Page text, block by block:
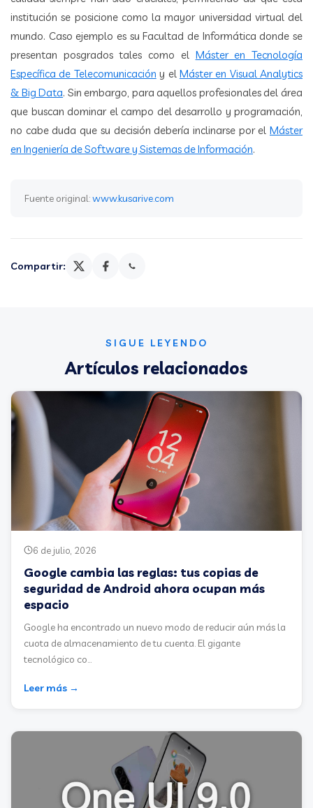
institución se posicione como la mayor universidad virtual del
mundo. Caso ejemplo es su Facultad de Informática donde se
presentan posgrados tales como el Máster en Tecnología
Específica de Telecomunicación y el Máster en Visual Analytics
& Big Data. Sin embargo, para aquellos profesionales del área
que buscan dominar el campo del desarrollo y programación,
no cabe duda que su decisión debería inclinarse por el Máster
en Ingeniería de Software y Sistemas de Información.
Fuente original:www.kusarive.com
Compartir:
SIGUE LEYENDO
Artículos relacionados
6 de julio, 2026
Google cambia las reglas: tus copias de
seguridad de Android ahora ocupan más
espacio
Google ha encontrado un nuevo modo de reducir aún más la
cuota de almacenamiento de tu cuenta. El gigante
tecnológico co...
Leer más →